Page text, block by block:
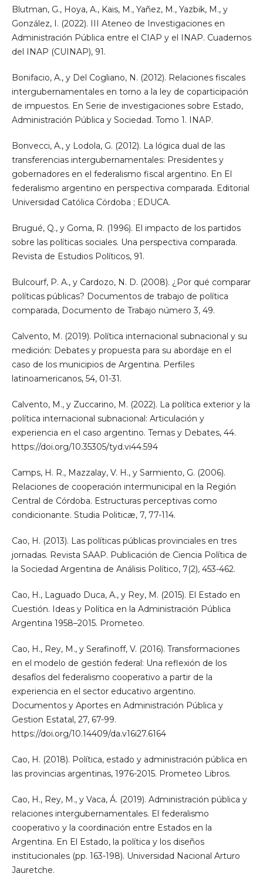
Blutman, G., Hoya, A., Kais, M., Yañez, M., Yazbik, M., y
González, I. (2022). III Ateneo de Investigaciones en
Administración Pública entre el CIAP y el INAP. Cuadernos
del INAP (CUINAP), 91.
Bonifacio, A., y Del Cogliano, N. (2012). Relaciones fiscales
intergubernamentales en torno a la ley de coparticipación
de impuestos. En Serie de investigaciones sobre Estado,
Administración Pública y Sociedad. Tomo 1. INAP.
Bonvecci, A., y Lodola, G. (2012). La lógica dual de las
transferencias intergubernamentales: Presidentes y
gobernadores en el federalismo fiscal argentino. En El
federalismo argentino en perspectiva comparada. Editorial
Universidad Católica Córdoba ; EDUCA.
Brugué, Q., y Goma, R. (1996). El impacto de los partidos
sobre las políticas sociales. Una perspectiva comparada.
Revista de Estudios Políticos, 91.
Bulcourf, P. A., y Cardozo, N. D. (2008). ¿Por qué comparar
políticas públicas? Documentos de trabajo de política
comparada, Documento de Trabajo número 3, 49.
Calvento, M. (2019). Política internacional subnacional y su
medición: Debates y propuesta para su abordaje en el
caso de los municipios de Argentina. Perfiles
latinoamericanos, 54, 01-31.
Calvento, M., y Zuccarino, M. (2022). La política exterior y la
política internacional subnacional: Articulación y
experiencia en el caso argentino. Temas y Debates, 44.
https://doi.org/10.35305/tyd.vi44.594
Camps, H. R., Mazzalay, V. H., y Sarmiento, G. (2006).
Relaciones de cooperación intermunicipal en la Región
Central de Córdoba. Estructuras perceptivas como
condicionante. Studia Politicæ, 7, 77-114.
Cao, H. (2013). Las políticas públicas provinciales en tres
jornadas. Revista SAAP. Publicación de Ciencia Política de
la Sociedad Argentina de Análisis Político, 7(2), 453-462.
Cao, H., Laguado Duca, A., y Rey, M. (2015). El Estado en
Cuestión. Ideas y Política en la Administración Pública
Argentina 1958–2015. Prometeo.
Cao, H., Rey, M., y Serafinoff, V. (2016). Transformaciones
en el modelo de gestión federal: Una reflexión de los
desafíos del federalismo cooperativo a partir de la
experiencia en el sector educativo argentino.
Documentos y Aportes en Administración Pública y
Gestion Estatal, 27, 67-99.
https://doi.org/10.14409/da.v16i27.6164
Cao, H. (2018). Política, estado y administración pública en
las provincias argentinas, 1976-2015. Prometeo Libros.
Cao, H., Rey, M., y Vaca, Á. (2019). Administración pública y
relaciones intergubernamentales. El federalismo
cooperativo y la coordinación entre Estados en la
Argentina. En El Estado, la política y los diseños
institucionales (pp. 163-198). Universidad Nacional Arturo
Jauretche.